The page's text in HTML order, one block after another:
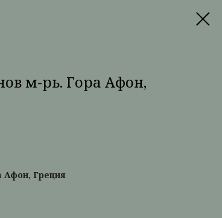
м-рь. Гора Афон,
Афон, Греция